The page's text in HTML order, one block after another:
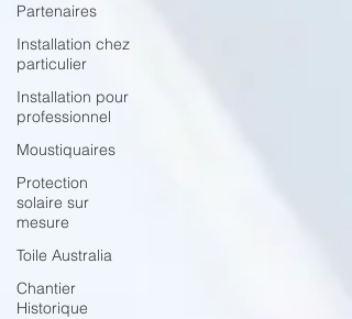
Partenaires
Installation chez
particulier
Installation pour
professionnel
Moustiquaires
Protection
solaire sur
mesure
Toile Australia
Chantier
Historique